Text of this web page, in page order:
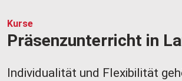
Kurse
Präsenzunterricht in
Individualität und Flexibilität